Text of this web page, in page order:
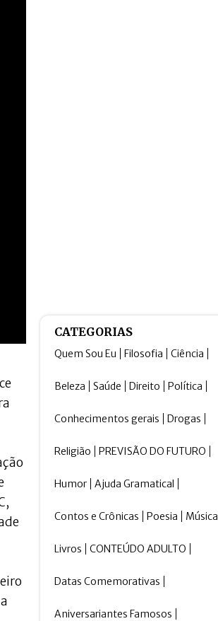
CATEGORIAS
Quem Sou Eu Filosofia Ciência
Beleza Saúde Direito Política
Conhecimentos gerais Drogas
Religião PREVISÃO DO FUTURO
Humor Ajuda Gramatical
Contos e Crônicas Poesia Música
Livros CONTEÚDO ADULTO
Datas Comemorativas
Aniversariantes Famosos